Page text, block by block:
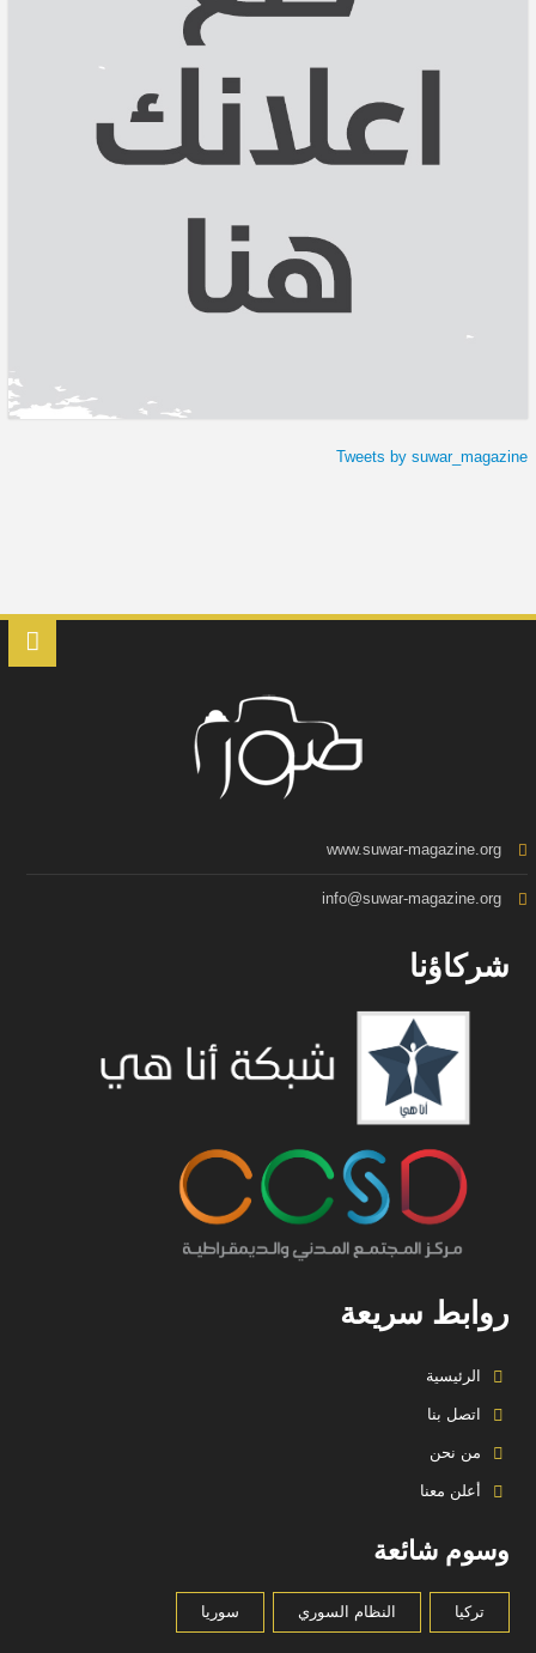
Tweets by suwar_magazine
www.suwar-magazine.org
info@suwar-magazine.org
شركاؤنا
روابط سريعة
الرئيسية
اتصل بنا
من نحن
أعلن معنا
وسوم شائعة
تركيا النظام السوري سوريا